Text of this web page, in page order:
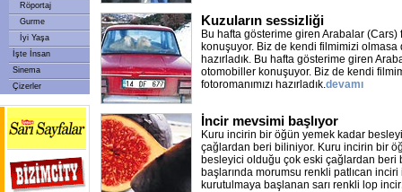
Röportaj
Gurme
İyi Yaşa
İşte İnsan
Sinema
Çizerler
Kuzuların sessizliği
Bu hafta gösterime giren Arabalar
konuşuyor. Biz de kendi filmimizi olmasa
hazırladık. Bu hafta gösterime giren
otomobiller konuşuyor. Biz de kendi
fotoromanımızı hazırladık.devamı
İncir mevsimi başlıyor
Kuru incirin bir öğün yemek kadar
çağlardan beri biliniyor. Kuru incirin bir
besleyici olduğu çok eski çağlardan beri
başlarında morumsu renkli patlıcan inciri
kurutulmaya başlanan sarı renkli lop incir